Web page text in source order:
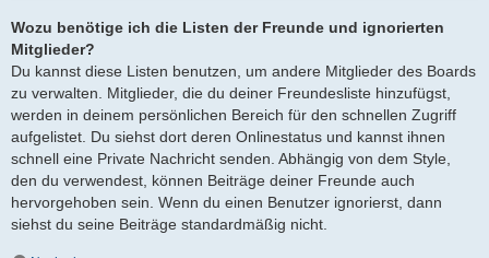
Wozu benötige ich die Listen der Freunde und ignorierten
Mitglieder?
Du kannst diese Listen benutzen, um andere Mitglieder des Boards
zu verwalten. Mitglieder, die du deiner Freundesliste hinzufügst,
werden in deinem persönlichen Bereich für den schnellen Zugriff
aufgelistet. Du siehst dort deren Onlinestatus und kannst ihnen
schnell eine Private Nachricht senden. Abhängig von dem Style,
den du verwendest, können Beiträge deiner Freunde auch
hervorgehoben sein. Wenn du einen Benutzer ignorierst, dann
siehst du seine Beiträge standardmäßig nicht.